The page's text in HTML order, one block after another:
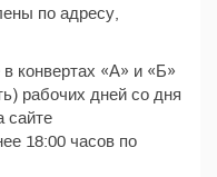
по адресу,
конвертах «А» и «Б»
рабочих дней со дня
сайте
18:00 часов по